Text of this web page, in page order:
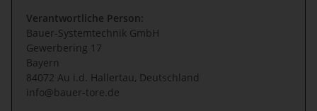
Verantwortliche Person:
Bauer-Systemtechnik GmbH
Gewerbering 17
Bayern
84072 Au i.d. Hallertau, Deutschland
info@bauer-tore.de